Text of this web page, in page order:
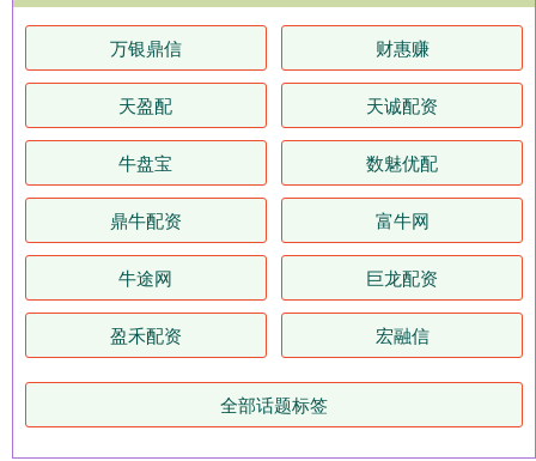
万银鼎信 财惠赚
天盈配 天诚配资
牛盘宝 数魅优配
鼎牛配资 富牛网
牛途网 巨龙配资
盈禾配资 宏融信
全部话题标签